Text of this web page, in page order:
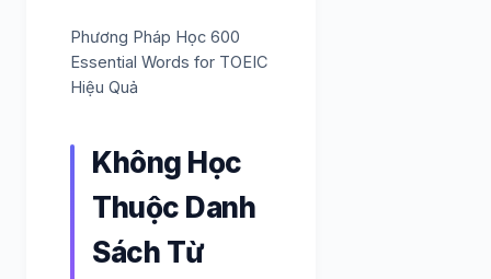
Phương Pháp Học 600
Essential Words for TOEIC
Hiệu Quả
Không Học
Thuộc Danh
Sách Từ